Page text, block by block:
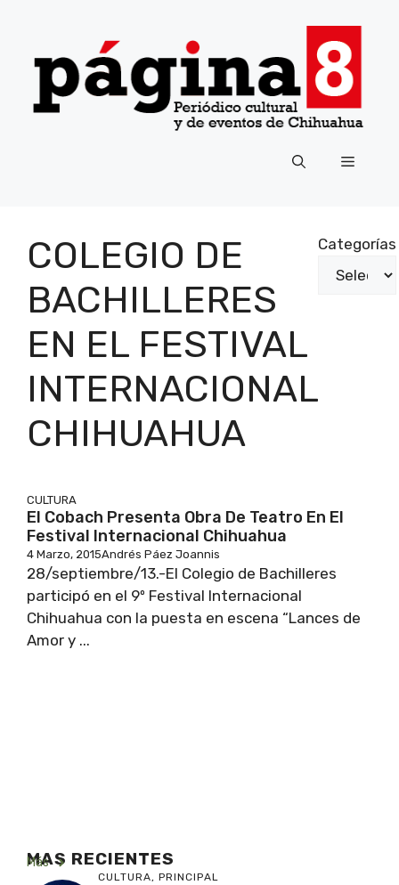
contenido
Menú
COLEGIO DE
BACHILLERES
EN EL FESTIVAL
INTERNACIONAL
CHIHUAHUA
Categorías
CULTURA
El Cobach Presenta Obra De Teatro En El
Festival Internacional Chihuahua
4 Marzo, 2015Andrés Páez Joannis
28/septiembre/13.-El Colegio de Bachilleres
participó en el 9º Festival Internacional
Chihuahua con la puesta en escena “Lances de
Amor y ...
MAS RECIENTES
Más
CULTURA, PRINCIPAL